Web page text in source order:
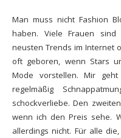
Man muss nicht Fashion
haben. Viele Frauen
neusten Trends im Internet
oft geboren, wenn Stars
Mode vorstellen. Mir
regelmäßig
schockverliebe. Den
wenn ich den Preis sehe.
allerdings nicht. Für alle